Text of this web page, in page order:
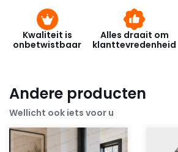
nieuwste isolatie normen )
Kwaliteit is
onbetwistbaar
Alles draait om
klanttevredenheid
Andere producten
Wellicht ook iets voor u